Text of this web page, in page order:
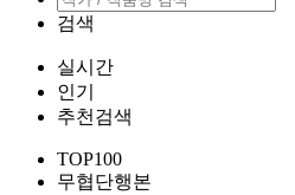
검색
실시간
인기
추천검색
TOP100
무협단행본